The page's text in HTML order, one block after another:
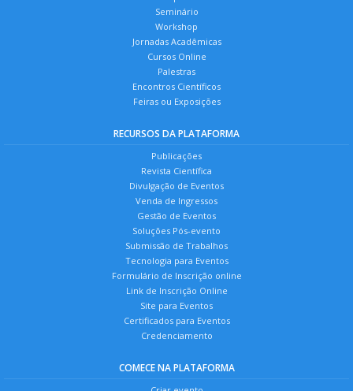
Seminário
Workshop
Jornadas Acadêmicas
Cursos Online
Palestras
Encontros Científicos
Feiras ou Exposições
RECURSOS DA PLATAFORMA
Publicações
Revista Científica
Divulgação de Eventos
Venda de Ingressos
Gestão de Eventos
Soluções Pós-evento
Submissão de Trabalhos
Tecnologia para Eventos
Formulário de Inscrição online
Link de Inscrição Online
Site para Eventos
Certificados para Eventos
Credenciamento
COMECE NA PLATAFORMA